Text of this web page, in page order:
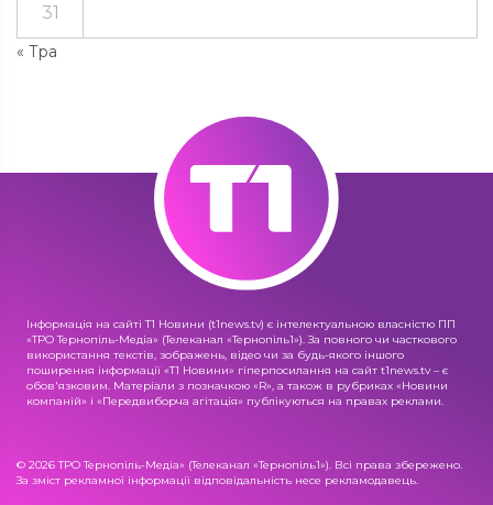
« Тра
31
Інформація на сайті Т1 Новини (t1news.tv) є інтелектуальною власністю ПП
«ТРО Тернопіль-Медіа» (Телеканал «Тернопіль1»). За повного чи часткового
використання текстів, зображень, відео чи за будь-якого іншого
поширення інформації «Т1 Новини» гіперпосилання на сайт t1news.tv – є
обов'язковим. Матеріали з позначкою «R», а також в рубриках «Новини
компаній» і «Передвиборча агітація» публікуються на правах реклами.
© 2026 ТРО Тернопіль-Медіа» (Телеканал «Тернопіль1»). Всі права збережено.
За зміст рекламної інформації відповідальність несе рекламодавець.